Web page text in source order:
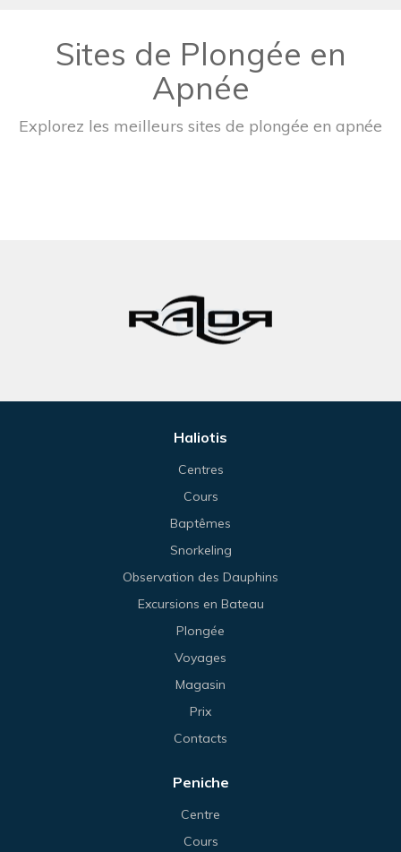
Sites de Plongée en
Apnée
Explorez les meilleurs sites de plongée en apnée
Haliotis
Centres
Cours
Baptêmes
Snorkeling
Observation des Dauphins
Excursions en Bateau
Plongée
Voyages
Magasin
Prix
Contacts
Peniche
Centre
Cours